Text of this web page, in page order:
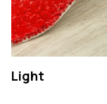
Light